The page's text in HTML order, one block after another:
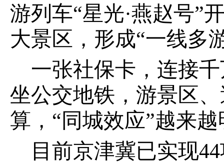
游列车“星光·燕赵号”
大景区，形成“一线多
一张社保卡，连接
坐公交地铁，游景区
算，“同城效应”越来
目前京津冀已实现